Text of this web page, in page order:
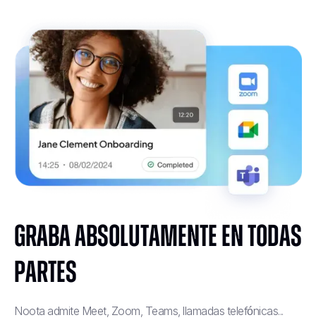
Graba absolutamente en todas
partes
Noota admite Meet, Zoom, Teams, llamadas telefónicas...